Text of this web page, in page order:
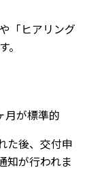
「ヒアリング
月が標準的
た後、交付申
知が行われま